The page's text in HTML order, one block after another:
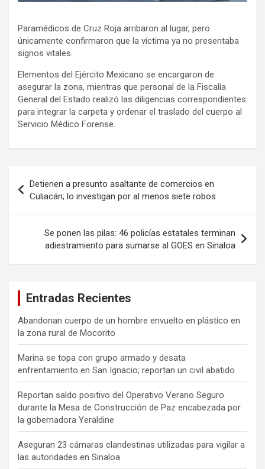
Paramédicos de Cruz Roja arribaron al lugar, pero
únicamente confirmaron que la víctima ya no presentaba
signos vitales.
Elementos del Ejército Mexicano se encargaron de
asegurar la zona, mientras que personal de la Fiscalía
General del Estado realizó las diligencias correspondientes
para integrar la carpeta y ordenar el traslado del cuerpo al
Servicio Médico Forense.
de
entradas
Detienen a presunto asaltante de comercios en
Culiacán; lo investigan por al menos siete robos
Se ponen las pilas: 46 policías estatales terminan
adiestramiento para sumarse al GOES en Sinaloa
Entradas Recientes
Abandonan cuerpo de un hombre envuelto en plástico en
la zona rural de Mocorito
Marina se topa con grupo armado y desata
enfrentamiento en San Ignacio; reportan un civil abatido
Reportan saldo positivo del Operativo Verano Seguro
durante la Mesa de Construcción de Paz encabezada por
la gobernadora Yeraldine
Aseguran 23 cámaras clandestinas utilizadas para vigilar a
las autoridades en Sinaloa